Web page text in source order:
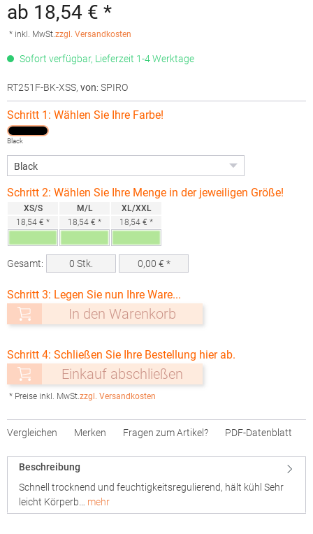
ab 18,54 € *
* inkl. MwSt.zzgl. Versandkosten
Sofort verfügbar, Lieferzeit 1-4 Werktage
RT251F-BK-XSS, von: SPIRO
Schritt 1: Wählen Sie Ihre Farbe!
Black
Schritt 2: Wählen Sie Ihre Menge in der jeweiligen Größe!
XS/S
18,54 € *
M/L
18,54 € *
XL/XXL
18,54 € *
Gesamt: 0 Stk. 0,00 € *
Schritt 3: Legen Sie nun Ihre Ware...
In den Warenkorb
Schritt 4: Schließen Sie Ihre Bestellung hier ab.
Einkauf abschließen
* Preise inkl. MwSt.zzgl. Versandkosten
Vergleichen Merken Fragen zum Artikel? PDF-Datenblatt
Beschreibung
Schnell trocknend und feuchtigkeitsregulierend, hält kühl Sehr
leicht Körperb… mehr